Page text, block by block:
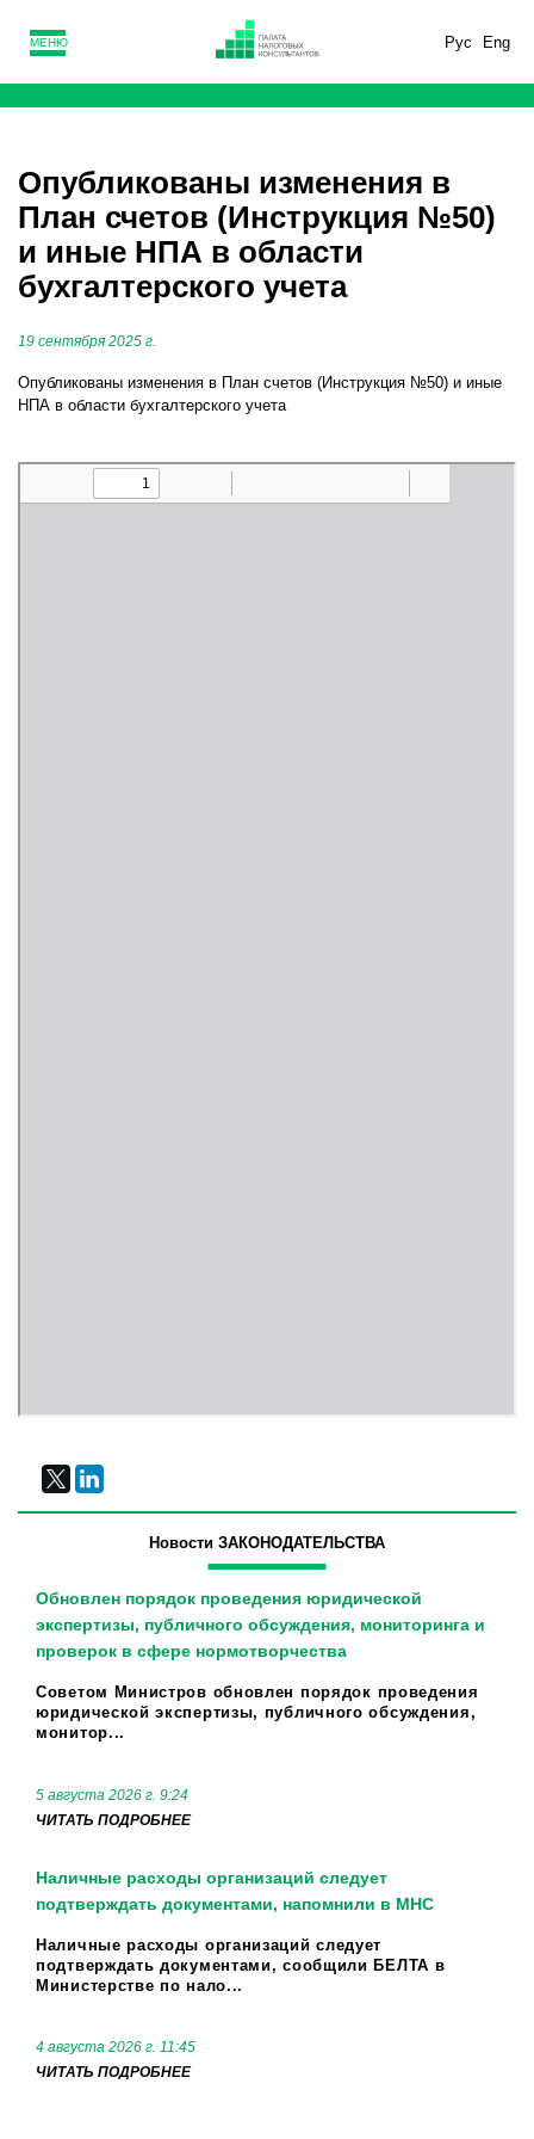
Рус Eng
МЕНЮ
Опубликованы изменения в
План счетов (Инструкция №50)
и иные НПА в области
бухгалтерского учета
19 сентября 2025 г.
Опубликованы изменения в План счетов (Инструкция №50) и иные
НПА в области бухгалтерского учета
Новости ЗАКОНОДАТЕЛЬСТВА
Обновлен порядок проведения юридической
экспертизы, публичного обсуждения, мониторинга и
проверок в сфере нормотворчества
Советом Министров обновлен порядок проведения
юридической экспертизы, публичного обсуждения,
монитор...
5 августа 2026 г. 9:24
ЧИТАТЬ ПОДРОБНЕЕ
Наличные расходы организаций следует
подтверждать документами, напомнили в МНС
Наличные расходы организаций следует
подтверждать документами, сообщили БЕЛТА в
Министерстве по нало...
4 августа 2026 г. 11:45
ЧИТАТЬ ПОДРОБНЕЕ